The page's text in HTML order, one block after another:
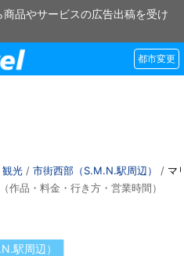
品やサービスの広告出稿を受け
都市変更
観光 / 市街西部（S.M.N.駅周辺） / マ
作品・料金・行き方・営業時間）
駅周辺）